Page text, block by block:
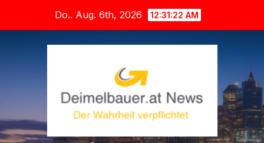
Do.. Aug. 6th, 2026 12:31:23 AM